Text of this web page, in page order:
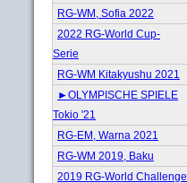
RG-WM, Sofia 2022
2022 RG-World Cup-
Serie
RG-WM Kitakyushu 2021
►OLYMPISCHE SPIELE
Tokio '21
RG-EM, Warna 2021
RG-WM 2019, Baku
2019 RG-World Challenge